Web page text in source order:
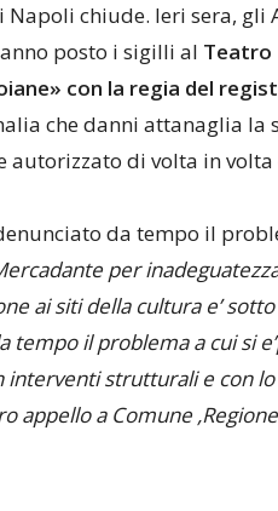
Napoli chiude. Ieri sera,
posto i sigilli al Teatro
con la regia del
che danni attanaglia
autorizzato di volta in
da tempo il
per
ai siti della cultura e’
tempo il problema a cui si
interventi strutturali e con
appello a Comune